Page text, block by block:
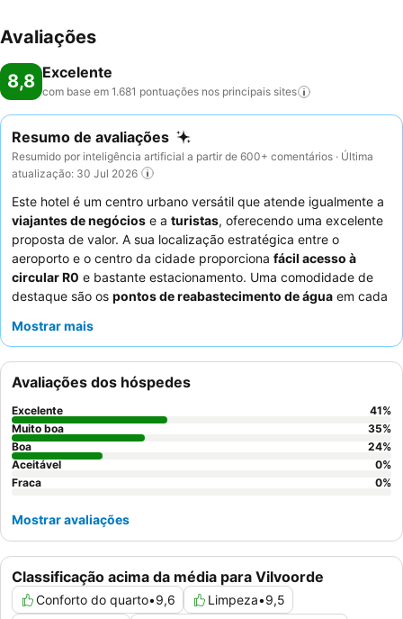
Avaliações
8,8 Excelente
com base em 1.681 pontuações nos principais sites
Resumo de avaliações
Resumido por inteligência artificial a partir de 600+ comentários · Última
atualização: 30 Jul 2026
Este hotel é um centro urbano versátil que atende igualmente a
viajantes de negócios e a turistas, oferecendo uma excelente
proposta de valor. A sua localização estratégica entre o
aeroporto e o centro da cidade proporciona fácil acesso à
circular R0 e bastante estacionamento. Uma comodidade de
destaque são os pontos de reabastecimento de água em cada
hóspedes elogiam consistentemente os
delicioso. Para a melhor experiência, considere reservar um
quarto num andar superior para melhores vistas e tranquilidade.
Mostrar mais
Classificação acima da média para Vilvoorde
Conforto do quarto•9,6 Limpeza•9,5
Avaliações dos hóspedes
Excelente 41%
Muito boa
35%
Boa
24%
Aceitável
0%
Fraca
0%
Mostrar avaliações